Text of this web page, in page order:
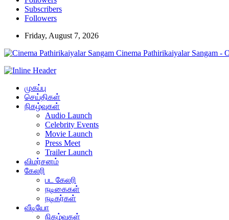
Subscribers
Followers
Friday, August 7, 2026
Cinema Pathirikaiyalar Sangam -
முகப்பு
செய்திகள்
நிகழ்வுகள்
Audio Launch
Celebrity Events
Movie Launch
Press Meet
Trailer Launch
விமர்சனம்
கேலரி
பட கேலரி
நடிகைகள்
நடிகர்கள்
வீடியோ
நிகழ்வுகள்